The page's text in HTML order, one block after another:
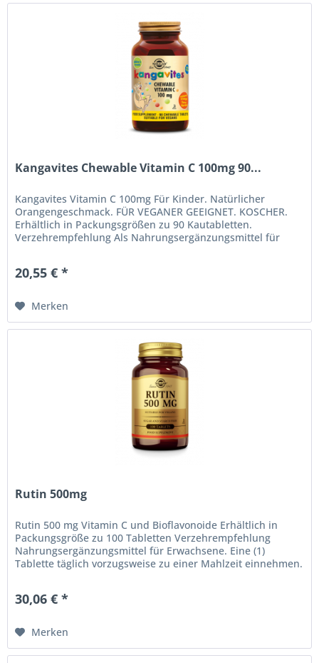
Kangavites Chewable Vitamin C 100mg 90...
Kangavites Vitamin C 100mg Für Kinder. Natürlicher
Orangengeschmack. FÜR VEGANER GEEIGNET. KOSCHER.
Erhältlich in Packungsgrößen zu 90 Kautabletten.
Verzehrempfehlung Als Nahrungsergänzungsmittel für
20,55 € *
Merken
Rutin 500mg
Rutin 500 mg Vitamin C und Bioflavonoide Erhältlich in
Packungsgröße zu 100 Tabletten Verzehrempfehlung
Nahrungsergänzungsmittel für Erwachsene. Eine (1)
Tablette täglich vorzugsweise zu einer Mahlzeit einnehmen.
30,06 € *
Merken